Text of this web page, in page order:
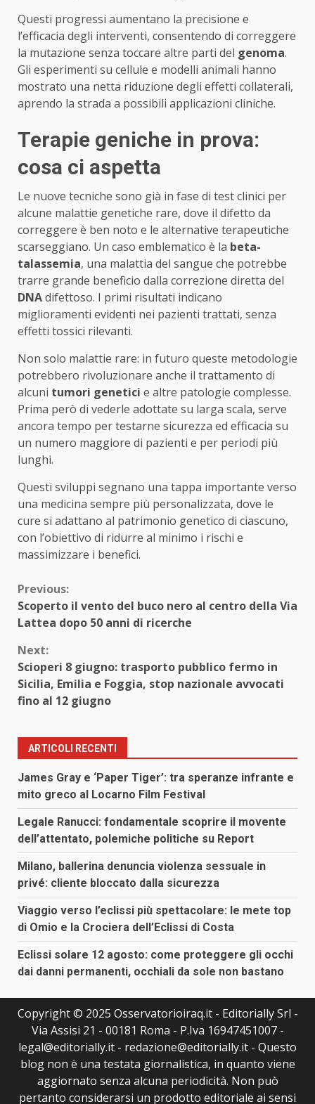
Questi progressi aumentano la precisione e
l’efficacia degli interventi, consentendo di correggere
la mutazione senza toccare altre parti del genoma.
Gli esperimenti su cellule e modelli animali hanno
mostrato una netta riduzione degli effetti collaterali,
aprendo la strada a possibili applicazioni cliniche.
Terapie geniche in prova:
cosa ci aspetta
Le nuove tecniche sono già in fase di test clinici per
alcune malattie genetiche rare, dove il difetto da
correggere è ben noto e le alternative terapeutiche
scarseggiano. Un caso emblematico è la beta-
talassemia, una malattia del sangue che potrebbe
trarre grande beneficio dalla correzione diretta del
DNAdifettoso. I primi risultati indicano
miglioramenti evidenti nei pazienti trattati, senza
effetti tossici rilevanti.
Non solo malattie rare: in futuro queste metodologie
potrebbero rivoluzionare anche il trattamento di
alcuni tumori genetici e altre patologie complesse.
Prima però di vederle adottate su larga scala, serve
ancora tempo per testarne sicurezza ed efficacia su
un numero maggiore di pazienti e per periodi più
lunghi.
Questi sviluppi segnano una tappa importante verso
una medicina sempre più personalizzata, dove le
cure si adattano al patrimonio genetico di ciascuno,
con l’obiettivo di ridurre al minimo i rischi e
massimizzare i benefici.
Continue
Reading
Previous:
Scoperto il vento del buco nero al centro della Via
Lattea dopo 50 anni di ricerche
Next:
Scioperi 8 giugno: trasporto pubblico fermo in
Sicilia, Emilia e Foggia, stop nazionale avvocati
fino al 12 giugno
ARTICOLI RECENTI
James Gray e ‘Paper Tiger’: tra speranze infrante e
mito greco al Locarno Film Festival
Legale Ranucci: fondamentale scoprire il movente
dell’attentato, polemiche politiche su Report
Milano, ballerina denuncia violenza sessuale in
privé: cliente bloccato dalla sicurezza
Viaggio verso l’eclissi più spettacolare: le mete top
di Omio e la Crociera dell’Eclissi di Costa
Eclissi solare 12 agosto: come proteggere gli occhi
dai danni permanenti, occhiali da sole non bastano
Copyright © 2025 Osservatorioiraq.it - Editorially Srl -
Via Assisi 21 - 00181 Roma - P.Iva 16947451007 -
legal@editorially.it - redazione@editorially.it - Questo
blog non è una testata giornalistica, in quanto viene
aggiornato senza alcuna periodicità. Non può
pertanto considerarsi un prodotto editoriale ai sensi